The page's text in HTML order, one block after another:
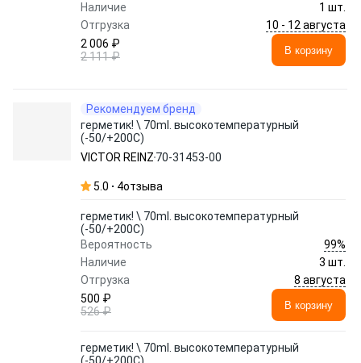
Наличие
1 шт.
Отгрузка
10 - 12 августа
2 006 ₽
2 111 ₽
В корзину
Рекомендуем бренд
герметик! \ 70ml. высокотемпературный
(-50/+200C)
VICTOR REINZ 70-31453-00
5.0 4отзыва
герметик! \ 70ml. высокотемпературный
(-50/+200C)
Вероятность
99%
Наличие
3 шт.
Отгрузка
8 августа
500 ₽
526 ₽
В корзину
герметик! \ 70ml. высокотемпературный